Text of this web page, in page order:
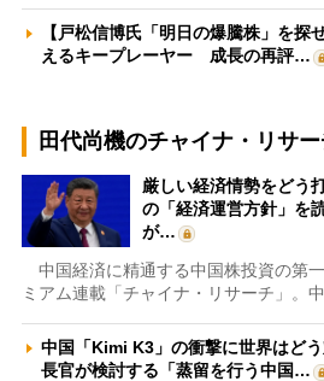
【戸松信博氏「明日の爆騰株」を探
えるキープレーヤー 成長の再評…
田代尚機のチャイナ・リサ
厳しい経済情勢をどう
の「経済運営方針」を
が…
中国経済に精通する中国株投資の第
ミアム連載「チャイナ・リサーチ」。
中国「Kimi K3」の衝撃に世界はど
長官が検討する「蒸留を行う中国…